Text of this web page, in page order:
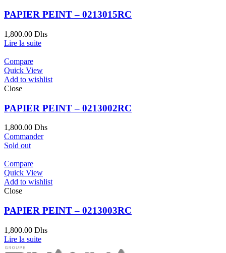
PAPIER PEINT – 0213015RC
1,800.00 Dhs
Lire la suite
Compare
Quick View
Add to wishlist
Close
PAPIER PEINT – 0213002RC
1,800.00 Dhs
Commander
Sold out
Compare
Quick View
Add to wishlist
Close
PAPIER PEINT – 0213003RC
1,800.00 Dhs
Lire la suite